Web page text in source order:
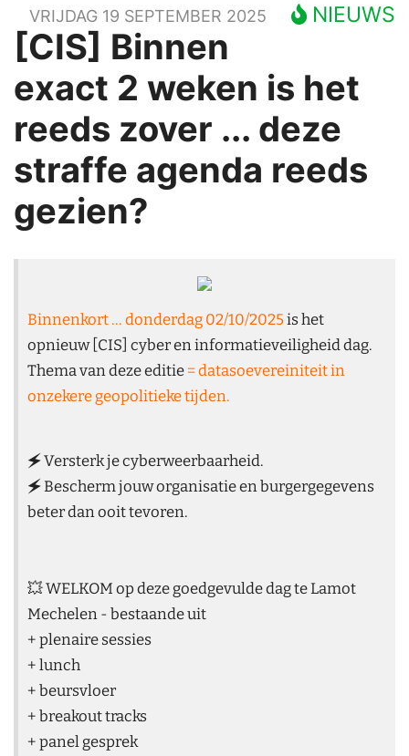
NIEUWS
VRIJDAG 19 SEPTEMBER 2025
[CIS] Binnen
exact 2 weken is het
reeds zover ... deze
straffe agenda reeds
gezien?
Binnenkort ... donderdag 02/10/2025is het
opnieuw [CIS] cyber en informatieveiligheid dag.
Thema van deze editie = datasoevereiniteit in
onzekere geopolitieke tijden.
🗲 Versterk je cyberweerbaarheid.
🗲 Bescherm jouw organisatie en burgergegevens
beter dan ooit tevoren.
💥 WELKOM op deze goedgevulde dag te Lamot
Mechelen - bestaande uit
+ plenaire sessies
+ lunch
+ beursvloer
+ breakout tracks
+ panel gesprek